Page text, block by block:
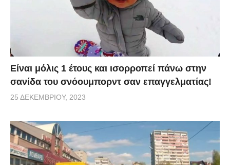
Είναι μόλις 1 έτους και ισορροπεί πάνω στην
σανίδα του σνόουμπορντ σαν επαγγελματίας!
25 ΔΕΚΕΜΒΡΊΟΥ, 2023